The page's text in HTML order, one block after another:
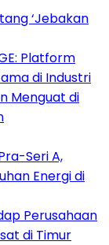
‘Jebakan
Platform
di Industri
Menguat di
Seri A,
Energi di
Perusahaan
di Timur